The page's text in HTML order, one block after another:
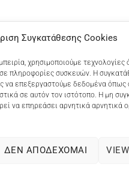
Συγκατάθεσης Cookies
χρησιμοποιούμε
πληροφορίες συσκευών. Η
να επεξεργαστούμε δεδομένα όπως
σε αυτόν τον ιστότοπο. Η μη
να επηρεάσει αρνητικά αρνητικά
ΔΕΝ ΑΠΟΔΈΧΟΜΑΙ